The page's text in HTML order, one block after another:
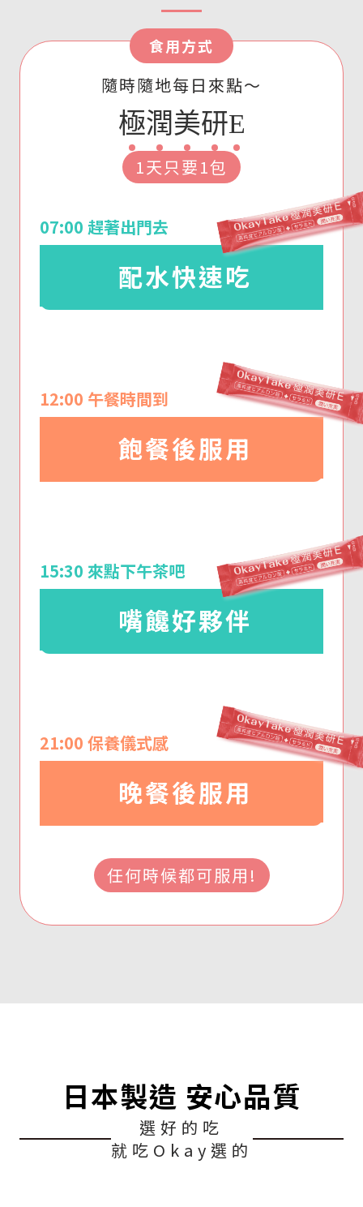
食用方式
隨時隨地每日來點～
極潤美研E
1天只要1包
07:00 趕著出門去
配水快速吃
12:00 午餐時間到
飽餐後服用
15:30 來點下午茶吧
嘴饞好夥伴
21:00 保養儀式感
晚餐後服用
任何時候都可服用!
日本製造 安心品質
選好的吃
就吃Okay選的